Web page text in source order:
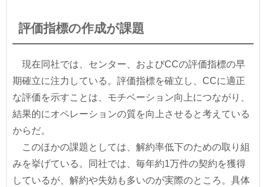
評価指標の作成が課題
現在同社では、センター、およびCCの評価指標の早
期確立に注力している。評価指標を確立し、CCに適正
な評価を示すことは、モチベーション向上につながり、
結果的にオペレーションの質を向上させると考えている
からだ。
このほかの課題としては、解約率低下のための取り組
みを挙げている。同社では、毎年約1万件の契約を獲得
しているが、解約や失効も多いのが実際のところ。具体